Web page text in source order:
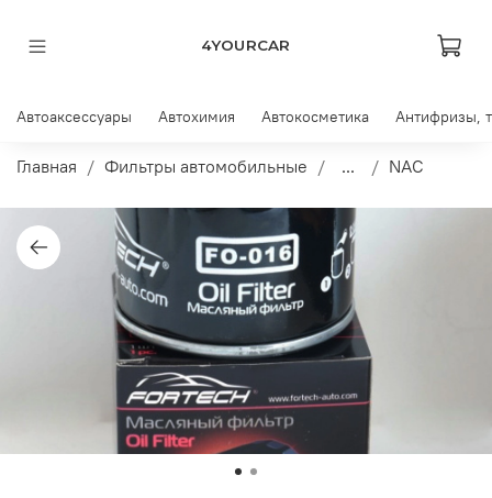
4YOURCAR
Автоаксессуары Автохимия Автокосметика Антифризы,
Главная Фильтры автомобильные ... NAC